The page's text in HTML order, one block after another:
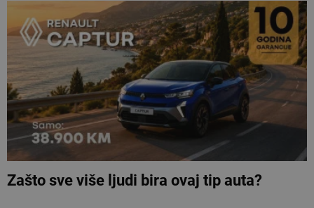
Zašto sve više ljudi bira ovaj tip auta?